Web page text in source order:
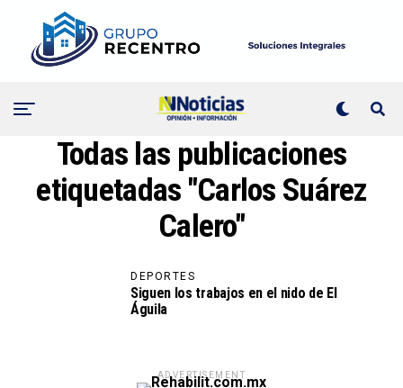
Todas las publicaciones
etiquetadas "Carlos Suárez
Calero"
DEPORTES
Siguen los trabajos en el nido de El
Águila
ADVERTISEMENT